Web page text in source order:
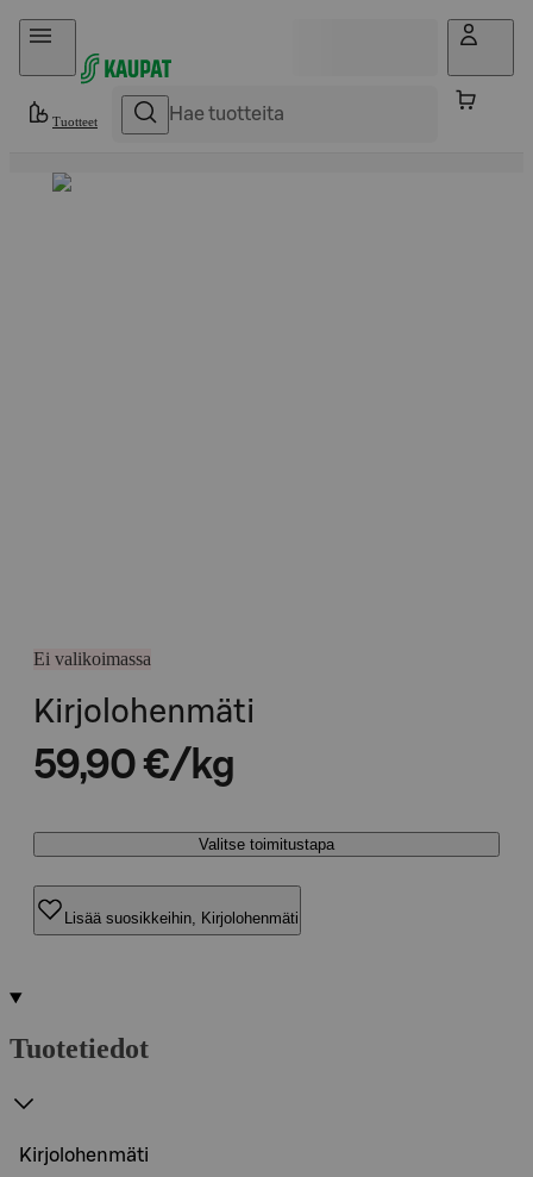
Hyppää sisältöön
Tuotteet
Ei valikoimassa
Kirjolohenmäti
59,90 €/kg
Valitse toimitustapa
Lisää suosikkeihin, Kirjolohenmäti
Tuotetiedot
Kirjolohenmäti